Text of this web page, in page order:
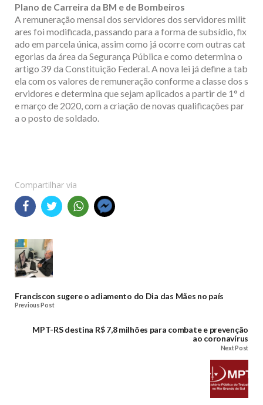
Plano de Carreira da BM e de Bombeiros
A remuneração mensal dos servidores dos servidores milit
ares foi modificada, passando para a forma de subsídio, fix
ado em parcela única, assim como já ocorre com outras cat
egorias da área da Segurança Pública e como determina o
artigo 39 da Constituição Federal. A nova lei já define a tab
ela com os valores de remuneração conforme a classe dos s
ervidores e determina que sejam aplicados a partir de 1° d
e março de 2020, com a criação de novas qualificações par
a o posto de soldado.
Compartilhar via
Franciscon sugere o adiamento do Dia das Mães no país
Previous Post
MPT-RS destina R$ 7,8 milhões para combate e prevenção
ao coronavírus
Next Post